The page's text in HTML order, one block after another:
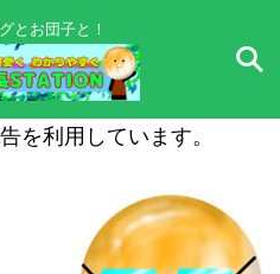
とお団子と！
を利用しています。